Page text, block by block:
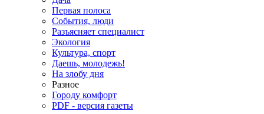
Первая полоса
События, люди
Разъясняет специалист
Экология
Культура, спорт
Даешь, молодежь!
На злобу дня
Разное
Городу комфорт
PDF - версия газеты